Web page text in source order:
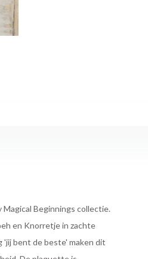
Beginnings collectie.
en Knorretje in zachte
bent de beste' maken dit